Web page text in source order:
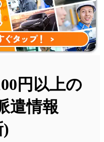
円以上の
遣情報
)